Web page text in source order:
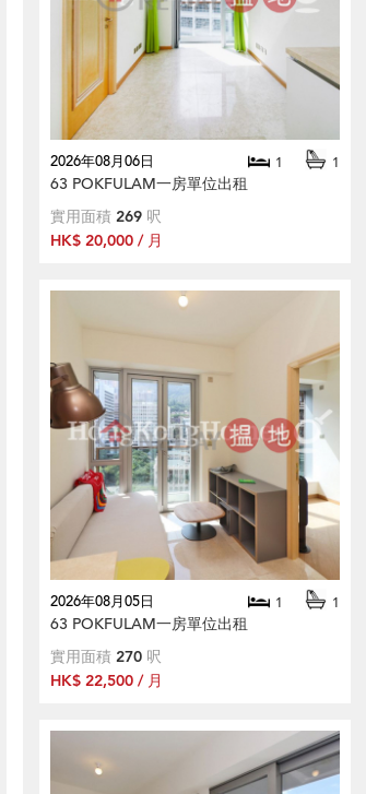
2026年08月06日 1 1
63 POKFULAM一房單位出租
實用面積 269 呎
HK$ 20,000 / 月
2026年08月05日 1 1
63 POKFULAM一房單位出租
實用面積 270 呎
HK$ 22,500 / 月